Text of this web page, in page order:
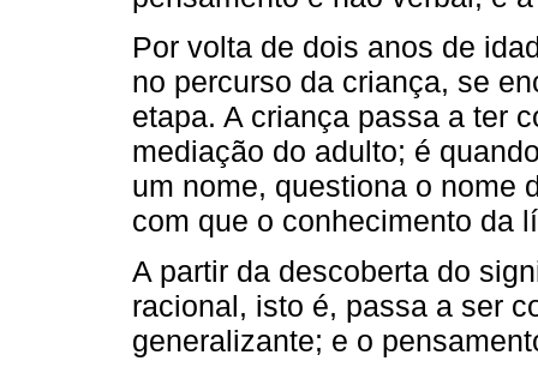
Por volta de dois anos de
no percurso da criança, se
etapa. A criança passa a ter
mediação do adulto; é
um nome, questiona o nome
com que o conhecimento da
A partir da descoberta do
racional, isto é, passa a ser
generalizante; e o